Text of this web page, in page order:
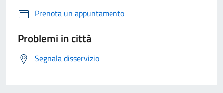
Prenota un appuntamento
Problemi in città
Segnala disservizio